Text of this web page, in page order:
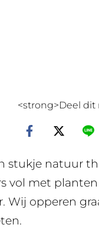
<strong>Deel dit
stukje natuur
vol met
Wij opperen